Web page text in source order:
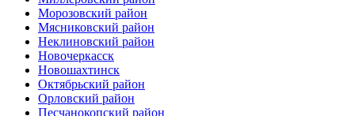
Морозовский район
Мясниковский район
Неклиновский район
Новочеркасск
Новошахтинск
Октябрьский район
Орловский район
Песчанокопский район